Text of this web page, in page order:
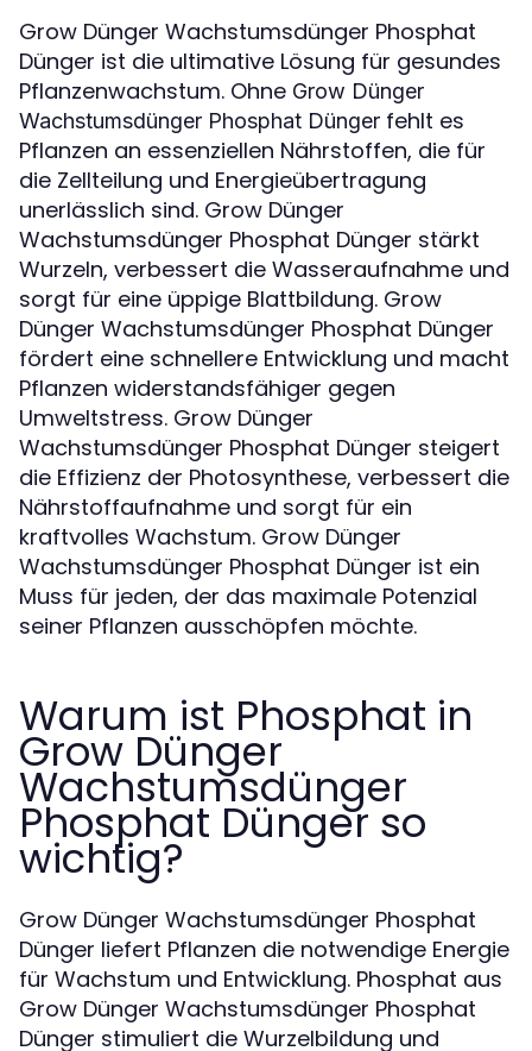
Grow Dünger Wachstumsdünger Phosphat
Dünger ist die ultimative Lösung für gesundes
Pflanzenwachstum. Ohne Grow Dünger
Wachstumsdünger Phosphat Dünger fehlt es
Pflanzen an essenziellen Nährstoffen, die für
die Zellteilung und Energieübertragung
unerlässlich sind. Grow Dünger
Wachstumsdünger Phosphat Dünger stärkt
Wurzeln, verbessert die Wasseraufnahme und
sorgt für eine üppige Blattbildung. Grow
Dünger Wachstumsdünger Phosphat Dünger
fördert eine schnellere Entwicklung und macht
Pflanzen widerstandsfähiger gegen
Umweltstress. Grow Dünger
Wachstumsdünger Phosphat Dünger steigert
die Effizienz der Photosynthese, verbessert die
Nährstoffaufnahme und sorgt für ein
kraftvolles Wachstum. Grow Dünger
Wachstumsdünger Phosphat Dünger ist ein
Muss für jeden, der das maximale Potenzial
seiner Pflanzen ausschöpfen möchte.
Warum ist Phosphat in
Grow Dünger
Wachstumsdünger
Phosphat Dünger so
wichtig?
Grow Dünger Wachstumsdünger Phosphat
Dünger liefert Pflanzen die notwendige Energie
für Wachstum und Entwicklung. Phosphat aus
Grow Dünger Wachstumsdünger Phosphat
Dünger stimuliert die Wurzelbildung und